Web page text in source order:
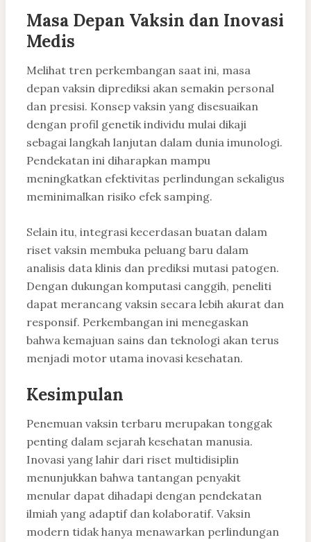
Masa Depan Vaksin dan Inovasi
Medis
Melihat tren perkembangan saat ini, masa
depan vaksin diprediksi akan semakin personal
dan presisi. Konsep vaksin yang disesuaikan
dengan profil genetik individu mulai dikaji
sebagai langkah lanjutan dalam dunia imunologi.
Pendekatan ini diharapkan mampu
meningkatkan efektivitas perlindungan sekaligus
meminimalkan risiko efek samping.
Selain itu, integrasi kecerdasan buatan dalam
riset vaksin membuka peluang baru dalam
analisis data klinis dan prediksi mutasi patogen.
Dengan dukungan komputasi canggih, peneliti
dapat merancang vaksin secara lebih akurat dan
responsif. Perkembangan ini menegaskan
bahwa kemajuan sains dan teknologi akan terus
menjadi motor utama inovasi kesehatan.
Kesimpulan
Penemuan vaksin terbaru merupakan tonggak
penting dalam sejarah kesehatan manusia.
Inovasi yang lahir dari riset multidisiplin
menunjukkan bahwa tantangan penyakit
menular dapat dihadapi dengan pendekatan
ilmiah yang adaptif dan kolaboratif. Vaksin
modern tidak hanya menawarkan perlindungan